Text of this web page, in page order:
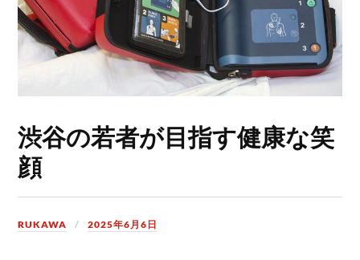
渋谷の若者が目指す健康な笑
顔
RUKAWA 2025年6月6日